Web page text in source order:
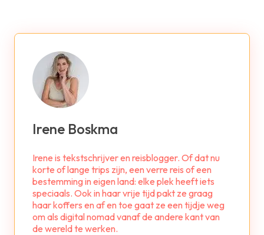
Irene Boskma
Irene is tekstschrijver en reisblogger. Of dat nu
korte of lange trips zijn, een verre reis of een
bestemming in eigen land: elke plek heeft iets
speciaals. Ook in haar vrije tijd pakt ze graag
haar koffers en af en toe gaat ze een tijdje weg
om als digital nomad vanaf de andere kant van
de wereld te werken.